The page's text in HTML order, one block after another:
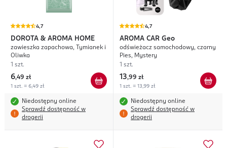
4,7
DOROTA & AROMA HOME
zawieszka zapachowa, Tymianek i
Oliwka
1 szt.
6,49 zł
1 szt. = 6,49 zł
Niedostępny online
Sprawdź dostępność w
drogerii
4,7
AROMA CAR Geo
odświeżacz samochodowy, czarny
Pies, Mystery
1 szt.
13,99 zł
1 szt. = 13,99 zł
Niedostępny online
Sprawdź dostępność w
drogerii